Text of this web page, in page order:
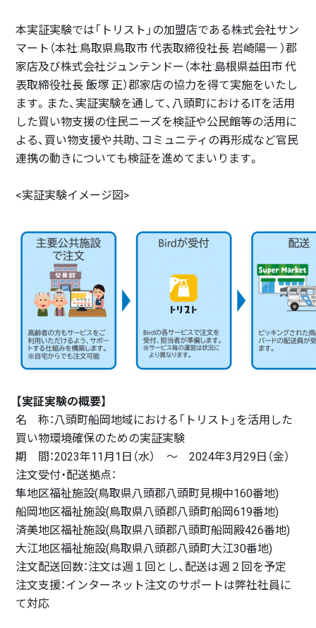
本実証実験では「トリスト」の加盟店である株式会社サン
マート（本社:鳥取県鳥取市 代表取締役社長 岩崎陽一 ）郡
家店及び株式会社ジュンテンドー（本社:島根県益田市 代
表取締役社長 飯塚 正）郡家店の協力を得て実施をいたし
ます。また、実証実験を通して、八頭町におけるITを活用
した買い物支援の住民ニーズを検証や公民館等の活用に
よる、買い物支援や共助、コミュニティの再形成など官民
連携の動きについても検証を進めてまいります。
<実証実験イメージ図>
【実証実験の概要】
名 称：八頭町船岡地域における「トリスト」を活用した
買い物環境確保のための実証実験
期 間：2023年11月1日（水） ～ 2024年3月29日（金）
注文受付・配送拠点：
隼地区福祉施設(鳥取県八頭郡八頭町見槻中160番地)
船岡地区福祉施設(鳥取県八頭郡八頭町船岡619番地)
済美地区福祉施設(鳥取県八頭郡八頭町船岡殿426番地)
大江地区福祉施設(鳥取県八頭郡八頭町大江30番地)
注文配送回数：注文は週１回とし、配送は週２回を予定
注文支援：インターネット注文のサポートは弊社社員に
て対応